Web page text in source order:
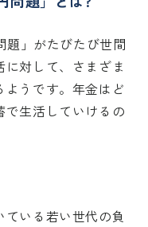
題」がたびたび世間
対して、さまざま
うです。年金はど
生活していけるの
いる若い世代の負